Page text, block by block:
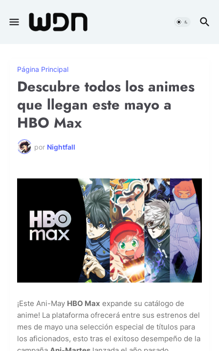
Página Principal
Descubre todos los animes
que llegan este mayo a
HBO Max
por Nightfall
¡Este Ani-May HBO Max expande su catálogo de
anime! La plataforma ofrecerá entre sus estrenos del
mes de mayo una selección especial de títulos para
los aficionados, esto tras el exitoso desempeño de la